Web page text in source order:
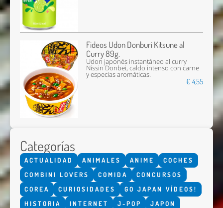
Fideos Udon Donburi Kitsune al
Curry 89g.
Udon japonés instantáneo al curry
Nissin Donbei, caldo intenso con carne
y especias aromáticas.
€ 4,55
Categorías
ACTUALIDAD ANIMALES ANIME
COCHES
COMBINI LOVERS
COMIDA
CONCURSOS
COREA
CURIOSIDADES
GO JAPAN VÍDEOS!
HISTORIA
INTERNET J-POP
JAPON